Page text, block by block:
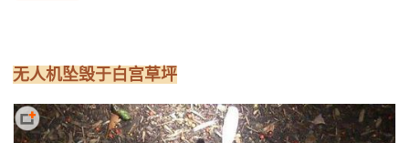
无人机坠毁于白宫草坪